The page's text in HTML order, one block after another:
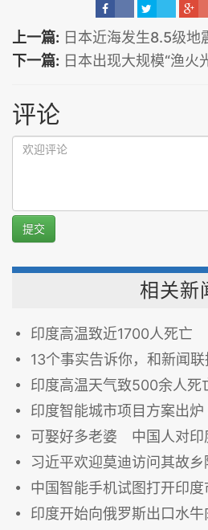
上一篇: 日本近海发生8.5级地
下一篇: 日本出现大规模“渔火
评论
提交
相关新
印度高温致近1700人死亡
13个事实告诉你，和新闻联播
印度高温天气致500余人
印度智能城市项目方案出
可娶好多老婆 中国人对印
习近平欢迎莫迪访问其故乡
中国智能手机试图打开印度
印度开始向俄罗斯出口水牛